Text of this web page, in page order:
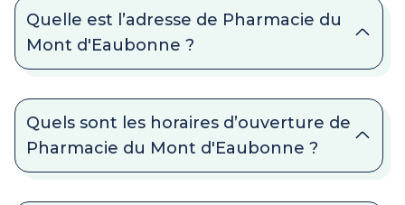
Quelle est l’adresse de Pharmacie du
Mont d'Eaubonne ?
Quels sont les horaires d’ouverture de
Pharmacie du Mont d'Eaubonne ?